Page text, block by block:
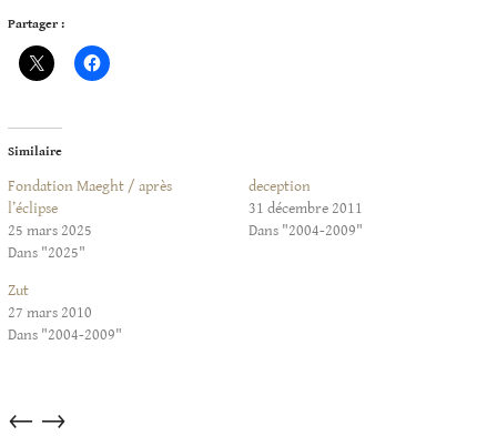
Partager :
Similaire
Fondation Maeght / après
l’éclipse
25 mars 2025
Dans "2025"
deception
31 décembre 2011
Dans "2004-2009"
Zut
27 mars 2010
Dans "2004-2009"
Articles
→
←